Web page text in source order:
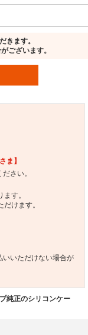
きます。
ございます。
ま】
さい。
す。
けます。
いいただけない場合が
純正のシリコンケー